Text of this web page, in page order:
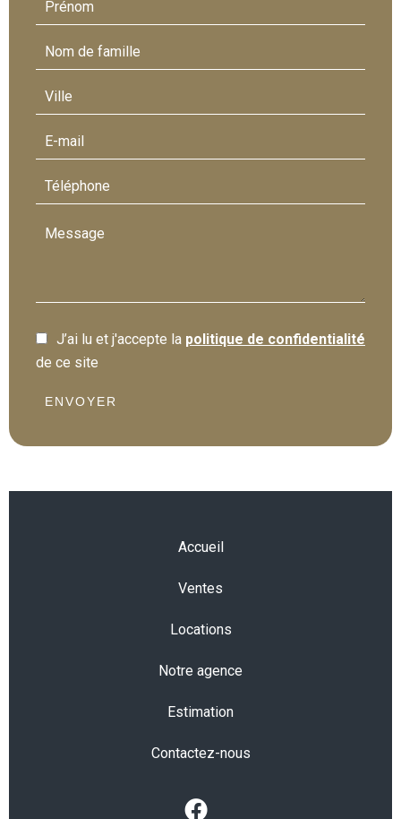
J’ai lu et j'accepte la politique de confidentialité
de ce site
ENVOYER
Accueil
Ventes
Locations
Notre agence
Estimation
Contactez-nous